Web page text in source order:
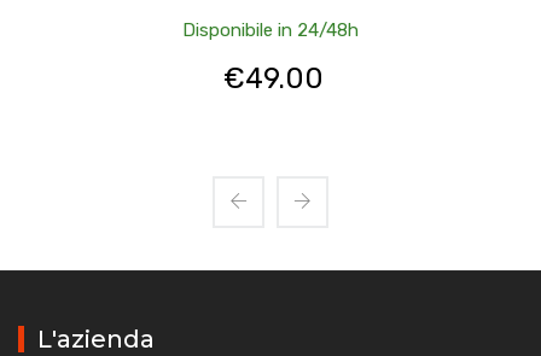
Disponibile in 24/48h
€49.00
L'azienda